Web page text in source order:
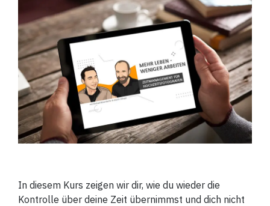
In diesem Kurs zeigen wir dir, wie du wieder die
Kontrolle über deine Zeit übernimmst und dich nicht